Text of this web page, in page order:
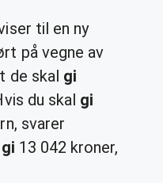
til en ny
på vegne av
de skal gi
du skal gi
svarer
gi 13 042 kroner,